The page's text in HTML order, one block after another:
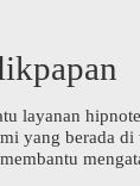
layanan
yang berada